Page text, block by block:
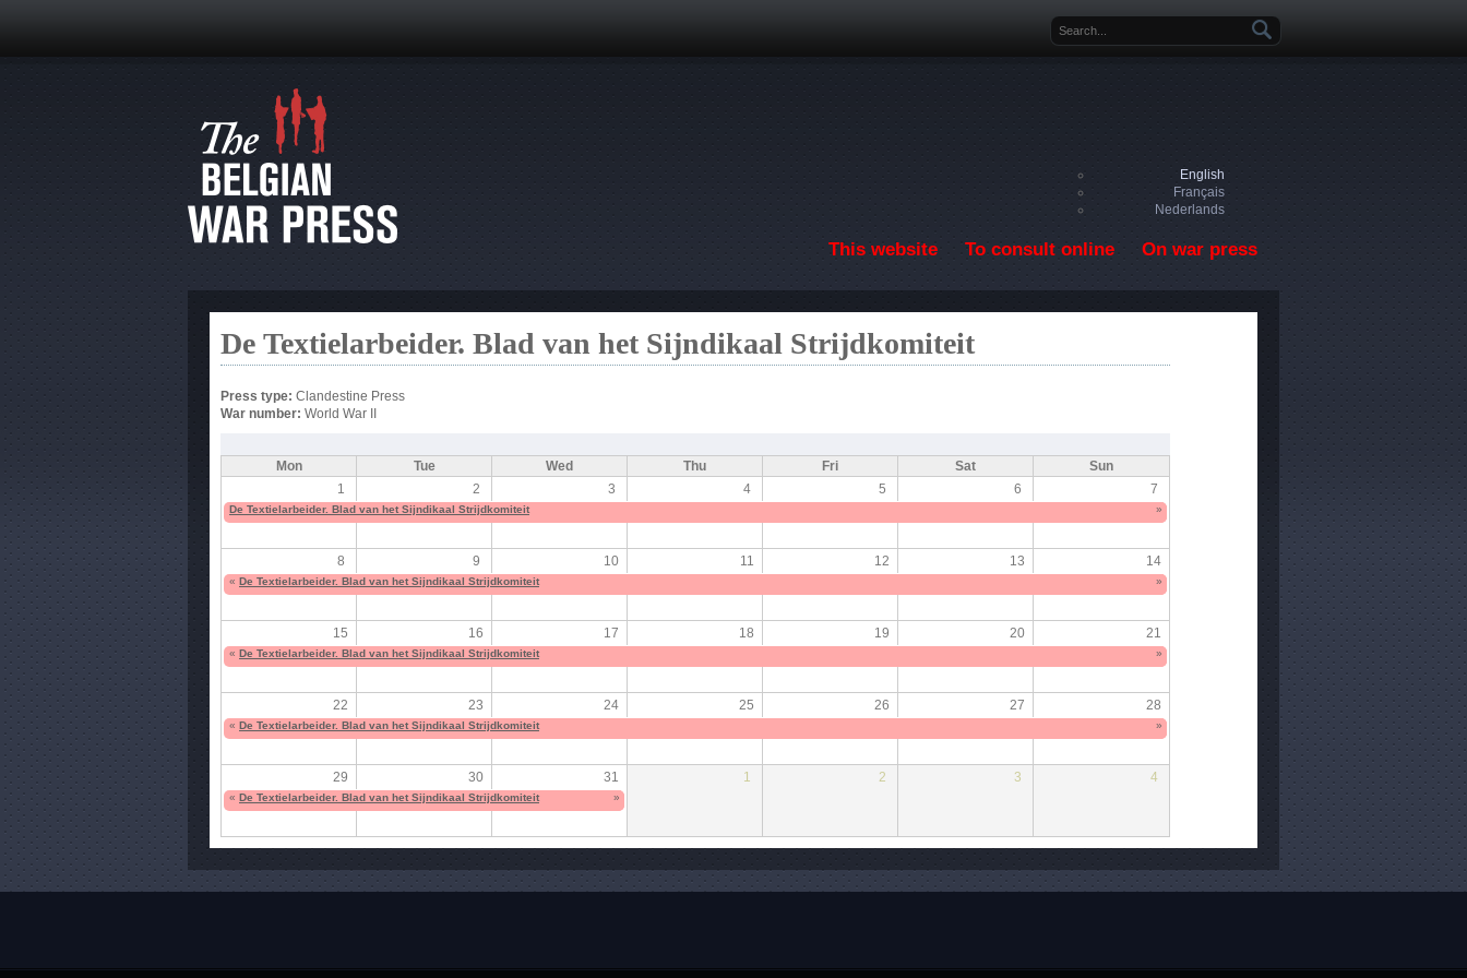
Search form
English
Français
Nederlands
This website To consult online On war press
De Textielarbeider. Blad van het Sijndikaal Strijdkomiteit
Press type: Clandestine Press
War number: World War II
Mon Tue Wed Thu Fri Sat
Sun
1
2 3 4 5 6 7
De Textielarbeider. Blad van het Sijndikaal Strijdkomiteit »
8 9 10 11 12 13 14
« De Textielarbeider. Blad van het Sijndikaal Strijdkomiteit »
15 16 17 18 19 20 21
« De Textielarbeider. Blad van het Sijndikaal Strijdkomiteit »
22 23 24 25 26 27 28
« De Textielarbeider. Blad van het Sijndikaal Strijdkomiteit »
29 30 31 1 2 3 4
« De Textielarbeider. Blad van het Sijndikaal Strijdkomiteit »